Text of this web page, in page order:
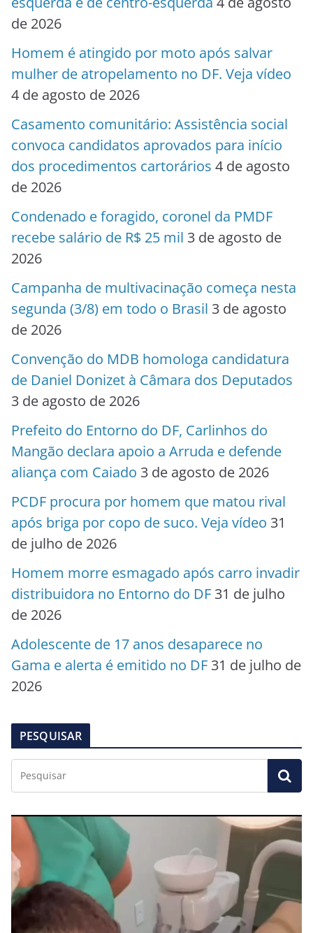
de 2026
Homem é atingido por moto após salvar
mulher de atropelamento no DF. Veja vídeo
4 de agosto de 2026
Casamento comunitário: Assistência social
convoca candidatos aprovados para início
dos procedimentos cartorários 4 de agosto
de 2026
Condenado e foragido, coronel da PMDF
recebe salário de R$ 25 mil 3 de agosto de
2026
Campanha de multivacinação começa nesta
segunda (3/8) em todo o Brasil 3 de agosto
de 2026
Convenção do MDB homologa candidatura
de Daniel Donizet à Câmara dos Deputados
3 de agosto de 2026
Prefeito do Entorno do DF, Carlinhos do
Mangão declara apoio a Arruda e defende
aliança com Caiado 3 de agosto de 2026
PCDF procura por homem que matou rival
após briga por copo de suco. Veja vídeo 31
de julho de 2026
Homem morre esmagado após carro invadir
distribuidora no Entorno do DF 31 de julho
de 2026
Adolescente de 17 anos desaparece no
Gama e alerta é emitido no DF 31 de julho de
2026
PESQUISAR